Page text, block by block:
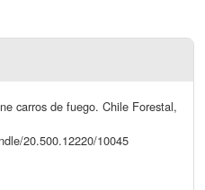
carros de fuego. Chile Forestal,
20.500.12220/10045